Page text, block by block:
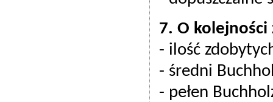
7. O
- ilość
- średni
- pełen